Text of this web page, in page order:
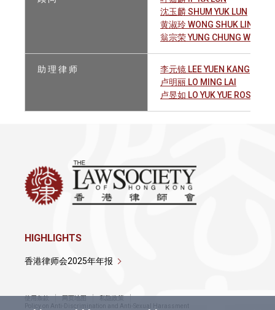
沈玉麟 SHUM YUK LUN
黄淑玲 WONG SHUK LING,
翁宗荣 YUNG CHUNG WING
助 理 律 师
李元镜 LEE YUEN KANG
卢明丽 LO MING LAI
卢昱如 LO YUK YUE ROSANA
HIGHLIGHTS
香港律师会2025年年报
使用条款 网页地图
私隐政策
Policy on Anti-Discrimination and Anti-Sexual Harassment